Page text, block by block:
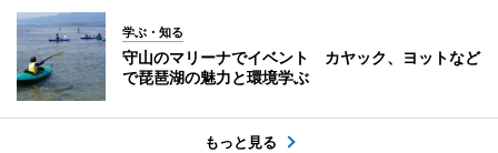
学ぶ・知る
守山のマリーナでイベント カヤック、ヨットなど
で琵琶湖の魅力と環境学ぶ
もっと見る